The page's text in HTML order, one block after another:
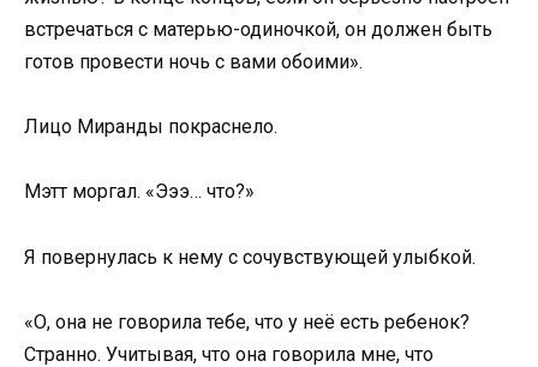
встречаться с матерью-одиночкой, он должен быть
готов провести ночь с вами обоими».
Лицо Миранды покраснело.
Мэтт моргал. «Эээ… что?»
Я повернулась к нему с сочувствующей улыбкой.
«О, она не говорила тебе, что у неё есть ребенок?
Странно. Учитывая, что она говорила мне, что